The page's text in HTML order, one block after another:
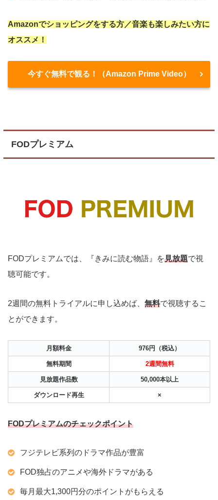
Amazonでショッピングをする方／音楽も楽しみたい方に
オススメ！
今すぐ無料で観る！（Amazon Prime Video）
FODプレミアム
FODプレミアムでは、『きみに読む物語』を見放題で視
聴可能です。
2週間の無料トライアルに申し込めば、 無料で視聴するこ
とができます。
月額料金 976円（税込）
無料期間 2週間無料
見放題作品数 50,000本以上
ダウンロード再生 ×
FODプレミアムのチェックポイント
フジテレビ系列のドラマ作品が豊富
FOD独占のアニメや海外ドラマがある
毎月最大1,300円分のポイントがもらえる